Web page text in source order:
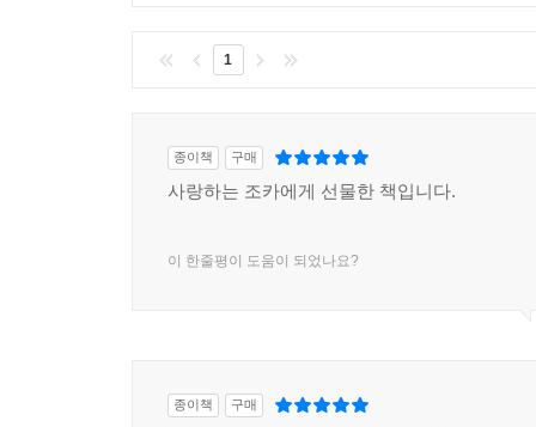
1
종이책 구매
사랑하는 조카에게 선물한 책입니다.
이 한줄평이 도움이 되었나요?
종이책 구매